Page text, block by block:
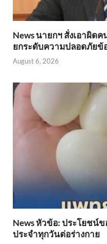
News นายกฯ สั่งเอาผิด
ยกระดับความปลอดภัยข้
August 6, 2026
News หัวข้อ: ประโยชน์
ประจำทุกวันต่อร่างกาย